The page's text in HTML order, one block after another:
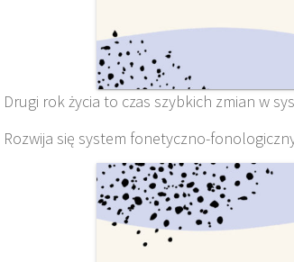
Drugi rok życia to czas szybkich zmian w
Rozwija się system fonetyczno-